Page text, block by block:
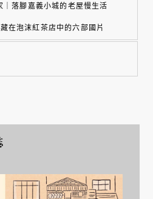
落腳嘉義小城的老屋慢生活
在泡沫紅茶店中的六部國片